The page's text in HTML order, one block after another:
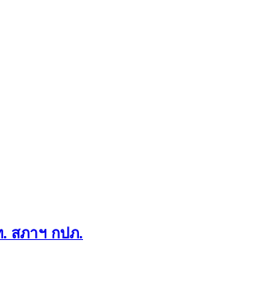
สภาฯ กปภ.